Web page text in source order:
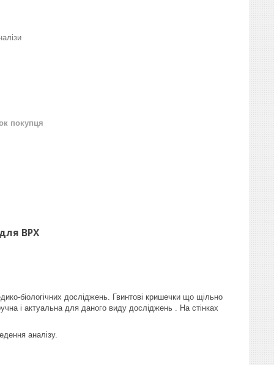
покупця
ВРХ
біологічних досліджень. Гвинтові кришечки що щільно
і актуальна для даного виду досліджень . На стінках
аналізу.